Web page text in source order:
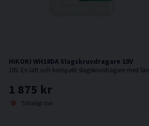
HiKOKI WH18DA Slagskruvdragare 18V
1 875 kr
Tillfälligt slut